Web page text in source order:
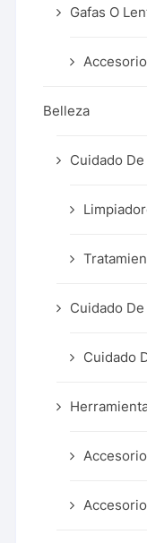
Gafas O
Belleza
Cuidado De
Cuidado
Cuidado